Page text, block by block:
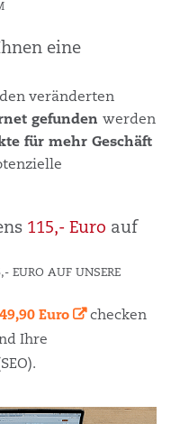
eine
veränderten
gefundenwerden
für mehr Geschäft
115,- Euro auf
EURO AUF UNSERE
Euro
checken
Ihre